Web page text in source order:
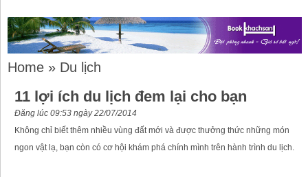
Home » Du lịch
11 lợi ích du lịch đem lại cho bạn
Đăng lúc 09:53 ngày 22/07/2014
Không chỉ biết thêm nhiều vùng đất mới và được thưởng thức những món
ngon vật lạ, bạn còn có cơ hội khám phá chính mình trên hành trình du lịch.